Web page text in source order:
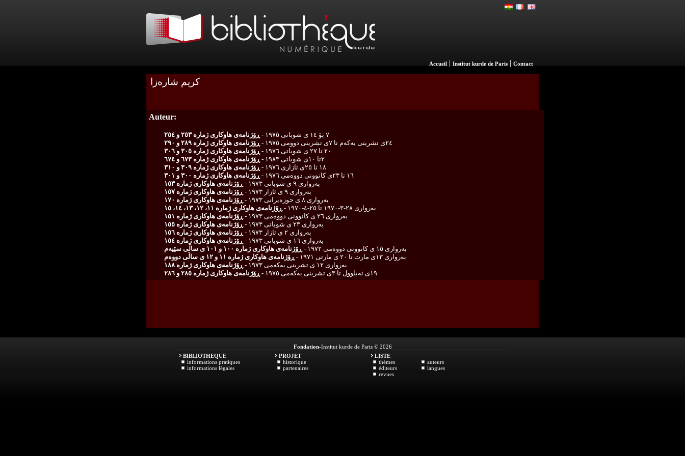
Accueil | Institut kurde de Paris | Contact
كریم شاره‌زا
Auteur:
٧ بۆ ١٤ ی شوباتی ١٩٧٥ -
ڕۆژنامەی هاوکاری ژمارە ٢٥٣ و ٢٥٤
٢٤ی تشرینی یەکەم تا ٧ی تشرینی دوومی ١٩٧٥ -
ڕۆژنامەی هاوکاری ژمارە ٢٨٩ و ٢٩٠
٢٠ تا ٢٧ ی شوباتی ١٩٧٦ -
ڕۆژنامەی هاوکاری ژمارە ٣٠٥ و ٣٠٦
٢تا ١٠ی شوباتی ١٩٨٣ -
ڕۆژنامەی هاوکاری ژمارە ٦٧٣ و ٦٧٤
١٨ تا ٢٥ی ئازاری ١٩٧٦ -
ڕۆژنامەی هاوکاری ژمارە ٣٠٩ و ٣١٠
١٦ تا ٢٣ی کانوونی دووەمی ١٩٧٦ -
ڕۆژنامەی هاوکاری ژمارە ٣٠٠ و ٣٠١
به‌رواری ٩ ی شوباتی ١٩٧٣ -
ڕۆژنامه‌ی هاوكاری ژمارە ١٥٣
به‌رواری ٩ ی ئازار ١٩٧٣ -
ڕۆژنامه‌ی هاوكاری ژمارە ١٥٧
به‌رواری ٨ ی حوزه‌یرانی ١٩٧٣ -
ڕۆژنامه‌ی هاوكاری ژمارە ١٧٠
به‌رواری ٢٨-٣-١٩٧٠ تا ٢٥-٤-١٩٧٠ -
ڕۆژنامه‌ی هاوكاری ژماره‌ ١١، ١٢، ١٣، ١٤، ١٥
به‌رواری ٢٦ ی كانوونی دووه‌می ١٩٧٣ -
ڕۆژنامه‌ی هاوكاری ژمارە ١٥١
به‌رواری ٢٣ ی شوباتی ١٩٧٣ -
ڕۆژنامه‌ی هاوكاری ژمارە ١٥٥
به‌رواری ٢ ی ئازار ١٩٧٣ -
ڕۆژنامه‌ی هاوكاری ژمارە ١٥٦
به‌رواری ١٦ ی شوباتی ١٩٧٣ -
ڕۆژنامه‌ی هاوكاری ژمارە ١٥٤
به‌رواری ١٥ ی كانوونی دووه‌می ١٩٧٢ -
ڕۆژنامه‌ی هاوكاری ژماره ١٠٠ و ١٠١ ی ساڵی سێیه‌م
به‌رواری ١٣ی مارت تا ٢٠ ی مارتی ١٩٧١ -
ڕۆژنامه‌ی هاوكاری ژماره‌ ١١ و ١٢ ی ساڵی دووه‌م
به‌رواری ١٢ ی تشرینی یه‌كه‌می ١٩٧٣ -
ڕۆژنامه‌ی هاوكاری ژماره‌ ١٨٨
١٩ی ئەیلوول تا ٣ی تشرینی یەکەمی ١٩٧٥ -
ڕۆژنامەی هاوکاری ژمارە ٢٨٥ و ٢٨٦
Fondation-Institut kurde de Paris © 2026
BIBLIOTHEQUE
informations pratiques
informations légales
PROJET
historique
partenaires
LISTE
thèmes
auteurs
éditeurs
langues
revues